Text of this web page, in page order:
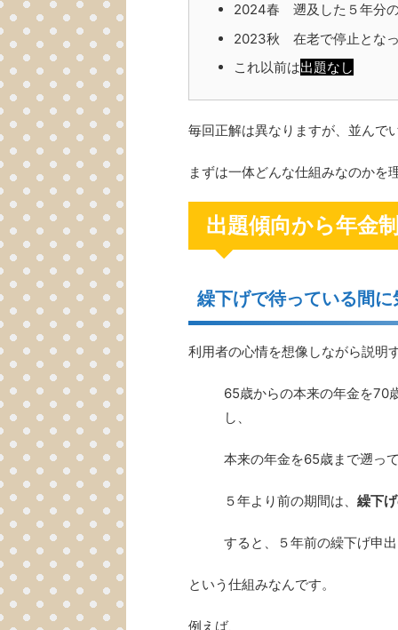
2024春 遡及した５年分
2023秋 在老で停止とな
これ以前は出題なし
毎回正解は異なりますが、並んで
まずは一体どんな仕組みなのかを
出題傾向から年金
繰下げで待っている間
利用者の心情を想像しながら説明
65歳からの本来の年金を70
し、
本来の年金を65歳まで遡っ
５年より前の期間は、 繰下
すると、５年前の繰下げ申
という仕組みなんです。
例えば、